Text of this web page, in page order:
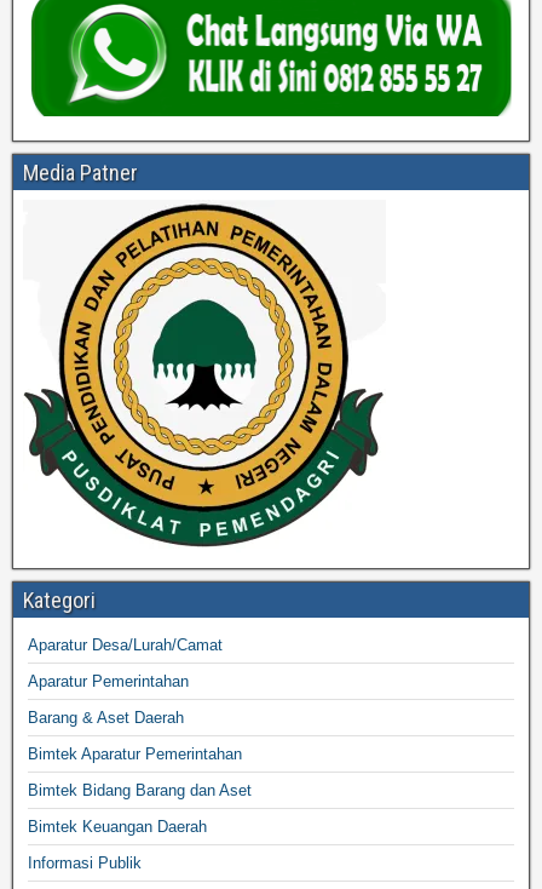
Media Patner
Kategori
Aparatur Desa/Lurah/Camat
Aparatur Pemerintahan
Barang & Aset Daerah
Bimtek Aparatur Pemerintahan
Bimtek Bidang Barang dan Aset
Bimtek Keuangan Daerah
Informasi Publik